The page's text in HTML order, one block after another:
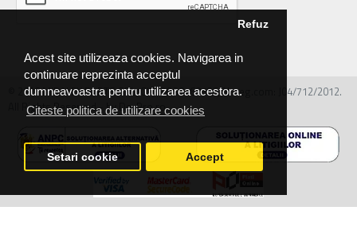
Acest site utilizeaza cookies. Navigarea in
continuare reprezinta acceptul
dumneavoastra pentru utilizarea acestora.
Citeste politica de utilizare cookies
Refuz
Setari cookie Accept
© 2026 MIRALEX PARTS SRL, CIF: RO30468586, Nr.reg.com: J04/712/2012.
All Rights Reserved - by DevPro.ro